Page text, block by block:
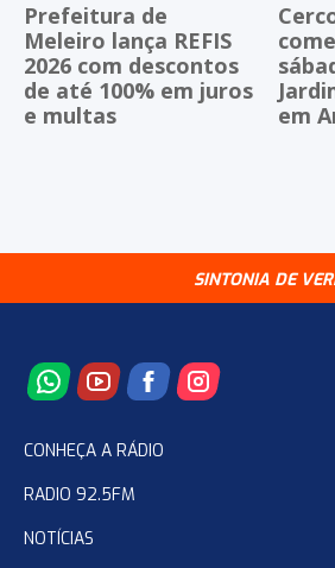
Prefeitura de
Meleiro lança REFIS
2026 com descontos
de até 100% em juros
e multas
em
SINTONIA DE
CONHEÇA A RÁDIO
RADIO 92.5FM
NOTÍCIAS